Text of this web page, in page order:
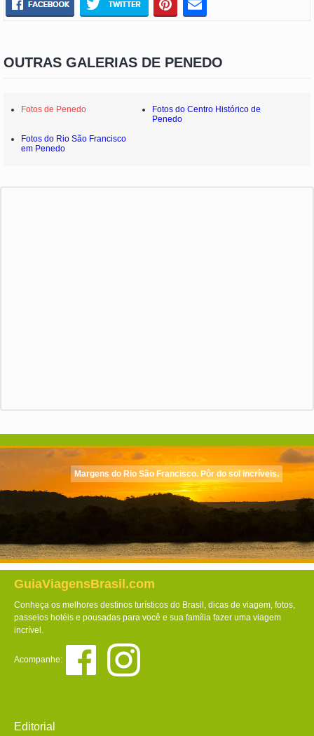
OUTRAS GALERIAS DE PENEDO
Fotos de Penedo
Fotos do Centro Histórico de
Penedo
Fotos do Rio São Francisco
em Penedo
Margens do Rio São Francisco. Pôr do sol incríveis.
GuiaViagensBrasil.com
Conheça os melhores destinos turísticos do Brasil, dicas de viagem, fotos,
passeios hotéis e pousadas para você e sua família fazer uma viagem
incrível.
Acompanhe:
Editorial